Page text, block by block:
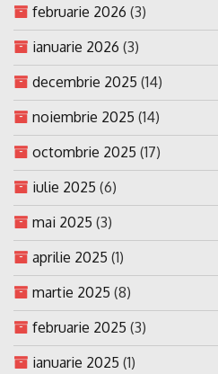
februarie 2026 (3)
ianuarie 2026 (3)
decembrie 2025 (14)
noiembrie 2025 (14)
octombrie 2025 (17)
iulie 2025 (6)
mai 2025 (3)
aprilie 2025 (1)
martie 2025 (8)
februarie 2025 (3)
ianuarie 2025 (1)